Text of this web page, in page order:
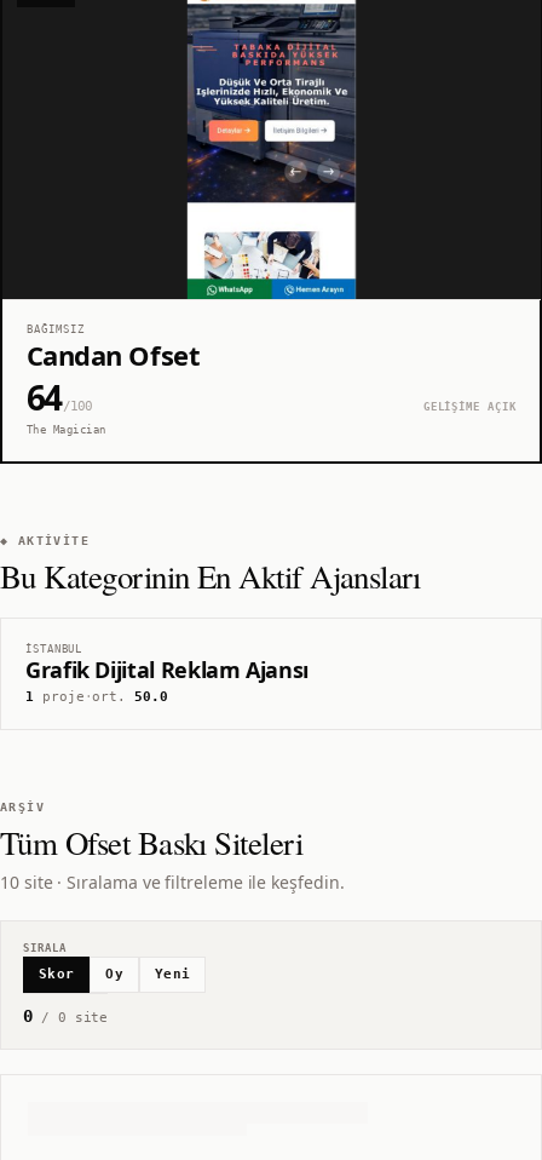
BAĞIMSIZ
Candan Ofset
64/100
GELİŞİME AÇIK
The Magician
◆ AKTIVITE
Bu Kategorinin En Aktif Ajansları
İSTANBUL
Grafik Dijital Reklam Ajansı
1proje ·ort.50.0
ARŞIV
TümOfset BaskıSiteleri
10 site · Sıralama ve filtreleme ile keşfedin.
SIRALA
Skor Oy Yeni
0/ 0 site